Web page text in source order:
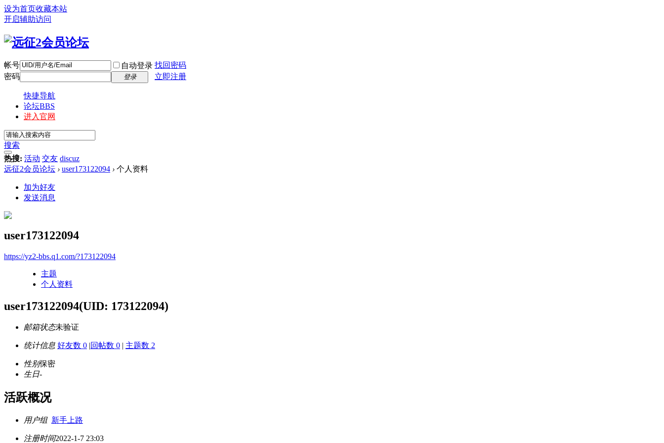
设为首页收藏本站
开启辅助访问
帐号 自动登录 找回密码
密码
登录 立即注册
快捷导航
论坛BBS
进入官网
搜索
热搜: 活动 交友 discuz
远征2会员论坛 › user173122094 › 个人资料
加为好友
发送消息
user173122094
https://yz2-bbs.q1.com/?173122094
主题
个人资料
user173122094(UID: 173122094)
邮箱状态未验证
统计信息 好友数 0 |回帖数 0 | 主题数 2
性别保密
生日-
活跃概况
用户组 新手上路
注册时间2022-1-7 23:03